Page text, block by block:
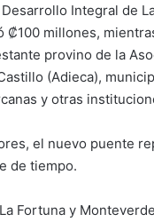
Integral de
₡100 millones,
provino de la
(Adieca),
y otras
el nuevo puente
de tiempo.
Fortuna y